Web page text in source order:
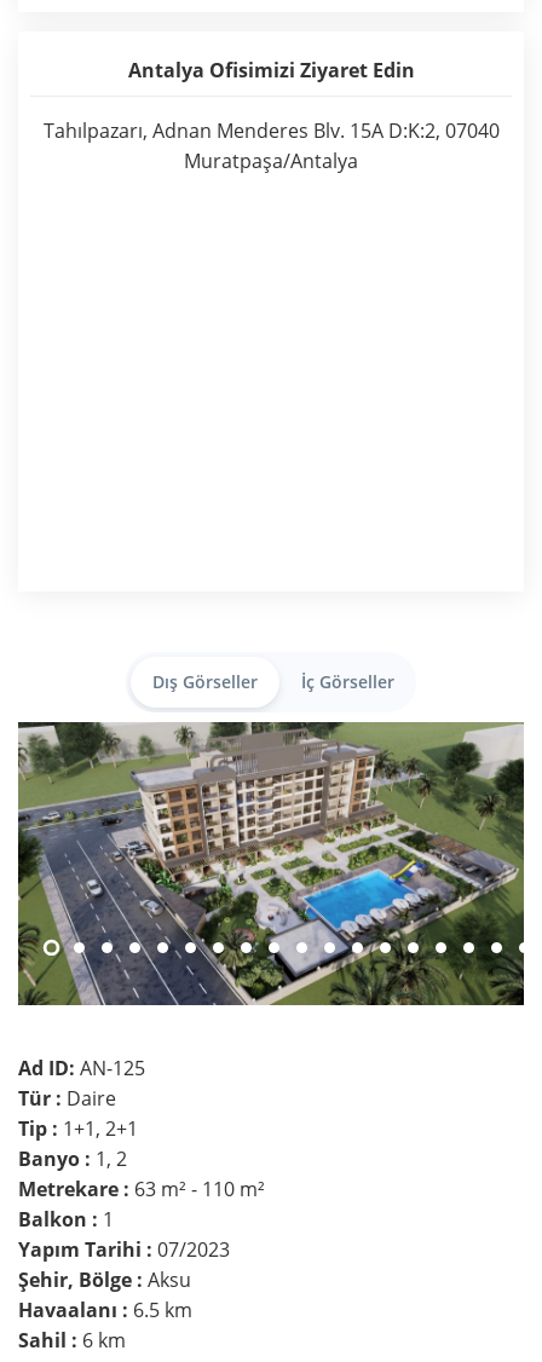
Dış Görseller İç Görseller
Ad ID: AN-125
Tür : Daire
Tip : 1+1, 2+1
Banyo : 1, 2
Metrekare : 63 m² - 110 m²
Balkon : 1
Yapım Tarihi : 07/2023
Şehir, Bölge : Aksu
Havaalanı : 6.5 km
Sahil : 6 km
Antalya Ofisimizi Ziyaret Edin
Tahılpazarı, Adnan Menderes Blv. 15A D:K:2, 07040
Muratpaşa/Antalya